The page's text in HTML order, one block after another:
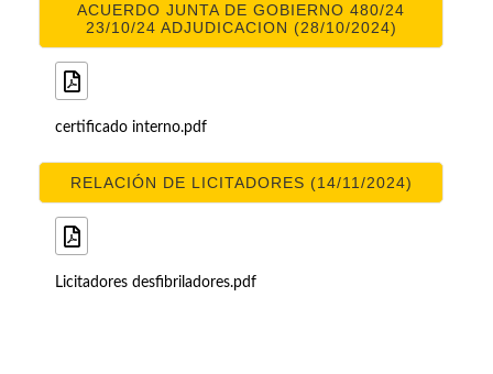
ACUERDO JUNTA DE GOBIERNO 480/24
23/10/24 ADJUDICACION (28/10/2024)
certificado interno.pdf
RELACIÓN DE LICITADORES (14/11/2024)
Licitadores desfibriladores.pdf